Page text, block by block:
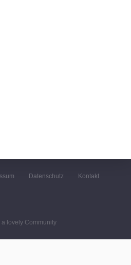
Datenschutz Kontakt
a lovely Community